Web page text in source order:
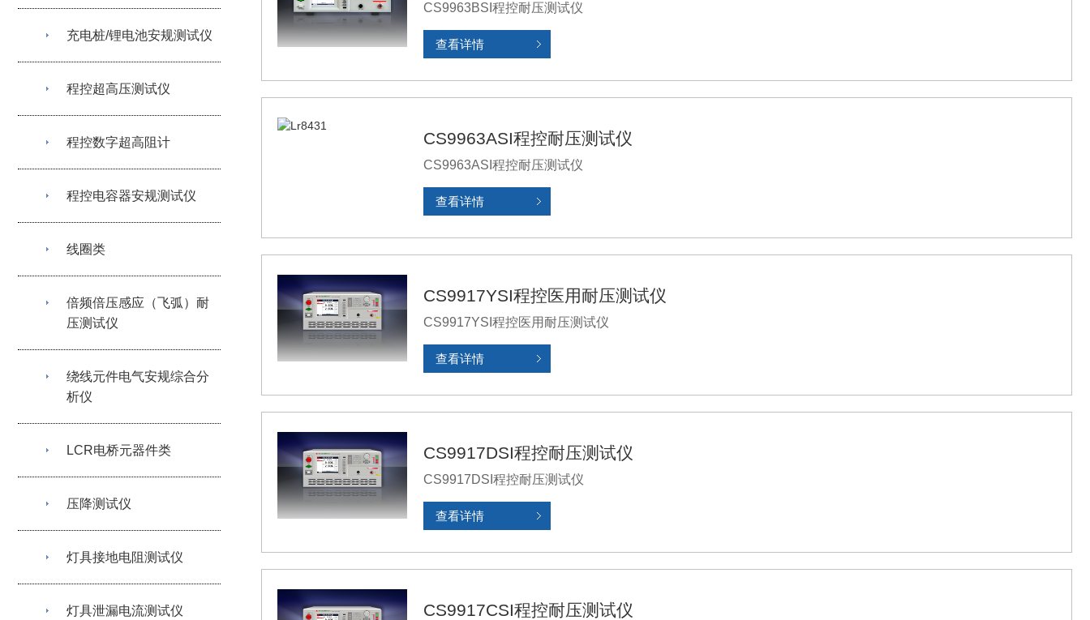
充电桩/锂电池安规测试仪
程控超高压测试仪
程控数字超高阻计
程控电容器安规测试仪
线圈类
倍频倍压感应（飞弧）耐
压测试仪
绕线元件电气安规综合分
析仪
LCR电桥元器件类
压降测试仪
灯具接地电阻测试仪
灯具泄漏电流测试仪
CS9963BSI程控耐压测试仪
查看详情
CS9963ASI程控耐压测试仪
CS9963ASI程控耐压测试仪
查看详情
CS9917YSI程控医用耐压测试仪
CS9917YSI程控医用耐压测试仪
查看详情
CS9917DSI程控耐压测试仪
CS9917DSI程控耐压测试仪
查看详情
CS9917CSI程控耐压测试仪